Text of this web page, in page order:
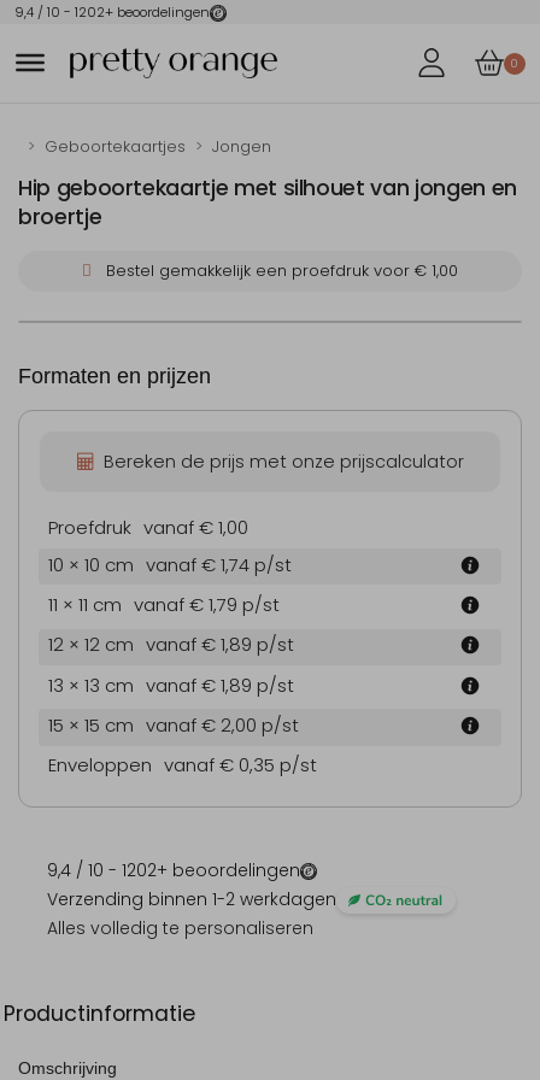
9,4 / 10 - 1202+ beoordelingen
0
Geboortekaartjes Jongen
Hip geboortekaartje met silhouet van jongen en
broertje
Bestel gemakkelijk een proefdruk voor € 1,00
9,4 / 10 - 1202+ beoordelingen
Verzending binnen 1-2 werkdagen
Alles volledig te personaliseren
Formaten en prijzen
Bereken de prijs met onze prijscalculator
Proefdruk vanaf € 1,00
10 × 10 cm vanaf € 1,74 p/st
11 × 11 cm vanaf € 1,79 p/st
12 × 12 cm vanaf € 1,89 p/st
13 × 13 cm vanaf € 1,89 p/st
15 × 15 cm vanaf € 2,00 p/st
Enveloppen vanaf € 0,35 p/st
Productinformatie
Omschrijving